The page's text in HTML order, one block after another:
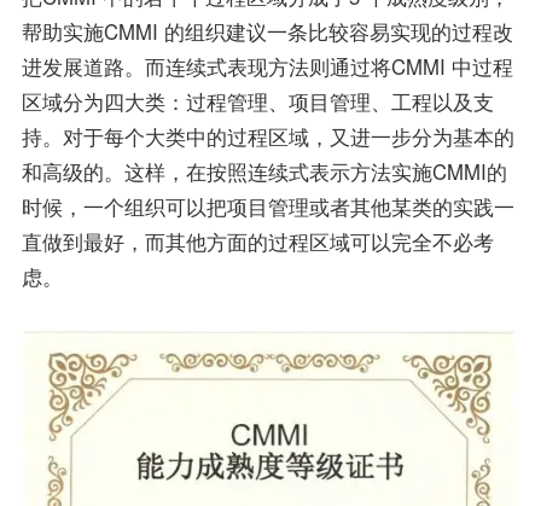
帮助实施CMMI 的组织建议一条比较容易实现的过程改
进发展道路。而连续式表现方法则通过将CMMI 中过程
区域分为四大类：过程管理、项目管理、工程以及支
持。对于每个大类中的过程区域，又进一步分为基本的
和高级的。这样，在按照连续式表示方法实施CMMI的
时候，一个组织可以把项目管理或者其他某类的实践一
直做到最好，而其他方面的过程区域可以完全不必考
虑。